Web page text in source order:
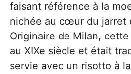
faisant référence à la
nichée au cœur du jarret
Originaire de Milan,
au XIXe siècle et était
servie avec un risotto à